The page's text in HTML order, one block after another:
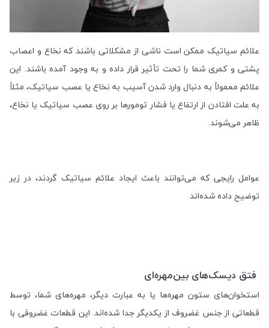
علائم سیاتیک ممکن است ناشی از مشکلاتی باشند که نخاع و اعصاب
پشتی و کمری شما را تحت تأثیر قرار داده و به وجود آمده باشند. این
علائم معمولاً به دنبال وارد شدن آسیب به نخاع یا عصب سیاتیک، مثلاً
به علت افتادن از ارتفاع یا فشار تومورها بر روی عصب سیاتیک یا نخاع،
ظاهر می‌شوند.
عوامل رایجی که می‌توانند باعث ایجاد علائم سیاتیک گردند، در زیر
توضیح داده شده‌اند
فتق دیسک‌های بین‌مهره‌ای
استخوان‌های ستون مهره‌ها یا به عبارت دیگر، مهره‌های شما، توسط
قطعاتی از جنس غضروف از یکدیگر جدا شده‌اند. این قطعات غضروفی با